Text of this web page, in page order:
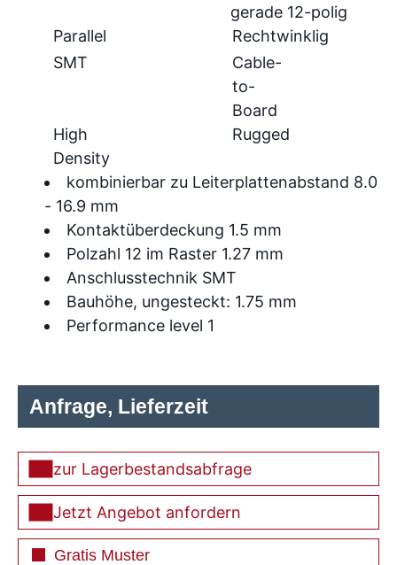
kombinierbar zu Leiterplattenabstand 8.0
- 16.9 mm
Kontaktüberdeckung 1.5 mm
Polzahl 12 im Raster 1.27 mm
Anschlusstechnik SMT
Bauhöhe, ungesteckt: 1.75 mm
Performance level 1
Parallel
Rechtwinklig
SMT
Cable-
to-
Board
High
Density
Rugged
Anfrage, Lieferzeit
zur Lagerbestandsabfrage
Jetzt Angebot anfordern
Gratis Muster